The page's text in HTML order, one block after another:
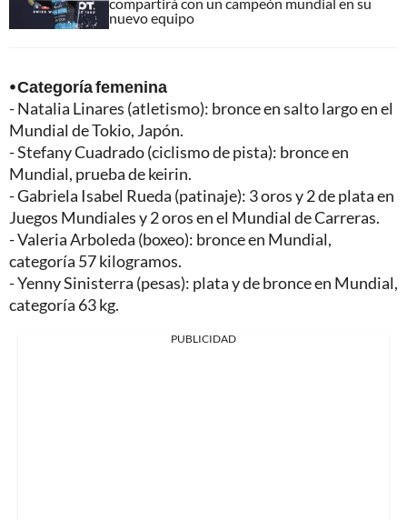
nuevo equipo
⦁ Categoría femenina
- Natalia Linares (atletismo): bronce en salto largo en el
Mundial de Tokio, Japón.
- Stefany Cuadrado (ciclismo de pista): bronce en
Mundial, prueba de keirin.
- Gabriela Isabel Rueda (patinaje): 3 oros y 2 de plata en
Juegos Mundiales y 2 oros en el Mundial de Carreras.
- Valeria Arboleda (boxeo): bronce en Mundial,
categoría 57 kilogramos.
- Yenny Sinisterra (pesas): plata y de bronce en Mundial,
categoría 63 kg.
PUBLICIDAD